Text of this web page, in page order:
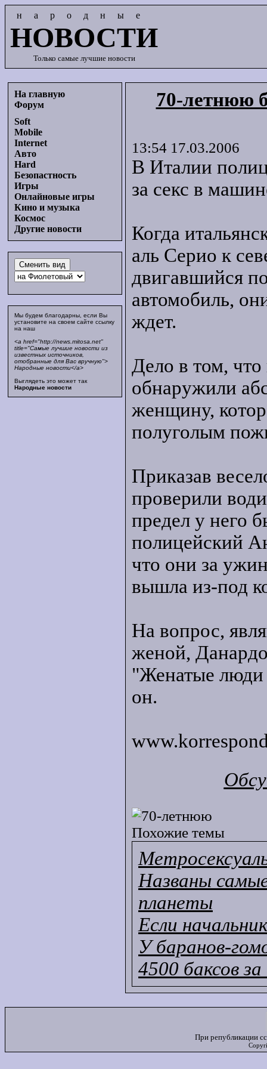
народные
НОВОСТИ
Только самые лучшие новости
На главную
Форум
Soft
Mobile
Internet
Авто
Hard
Безопастность
Игры
Онлайновые игры
Кино и музыка
Космос
Другие новости
Мы будем благодарны, если Вы
установите на своем сайте ссылку
на наш
<a href="http://news.mitosa.net"
title="Самые лучшие новости из
известных источников,
отобранные для Вас вручную">
Народные новости</a>
Выглядеть это может так
Народные новости
70-летнюю
13:54 17.03.2006
В Италии
за секс в
Когда
аль Серио к
двигавшийся
автомобиль,
ждет.
Дело в том,
обнаружили
женщину,
полуголым
Приказав
проверили
предел у него
полицейский
что они за
вышла из-под
На вопрос,
женой, Данардо
"Женатые люди
он.
Похожие темы
Названы
планеты
Если
У баранов-
4500 баксов
При републикации